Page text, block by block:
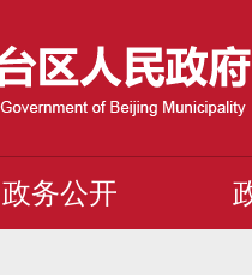
政务公开